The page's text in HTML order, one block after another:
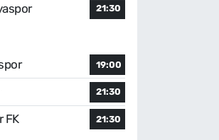
21:30
19:00
21:30
FK 21:30